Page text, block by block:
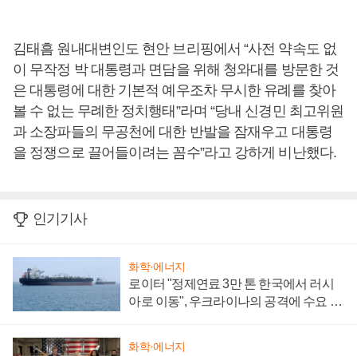
김태흠 원내대변인도 현안 브리핑에서 “사전 약속도 없
이 무작정 박 대통령과 면담을 위해 청와대를 방문한 것
은 대통령에 대한 기본적 예우조차 무시한 유례를 찾아
볼 수 없는 무례한 정치행태”라며 “당내 신경민 최고위원
과 소장파들의 무공천에 대한 반발을 잠재우고 대통령
을 정쟁으로 끌어들이려는 꼼수”라고 강하게 비난했다.
인기기사
화학·에너지
로이터 "정제연료 3만 톤 한국에서 러시
아로 이동", 우크라이나의 공격에 수요 늘
화학·에너지